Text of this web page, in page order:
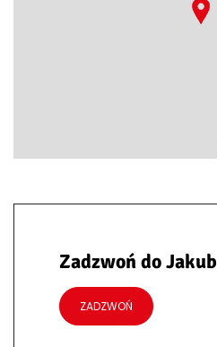
Zadzwoń do Jakub
ZADZWOŃ